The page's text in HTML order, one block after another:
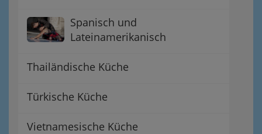
Spanisch und
Lateinamerikanisch
Thailändische Küche
Türkische Küche
Vietnamesische Küche